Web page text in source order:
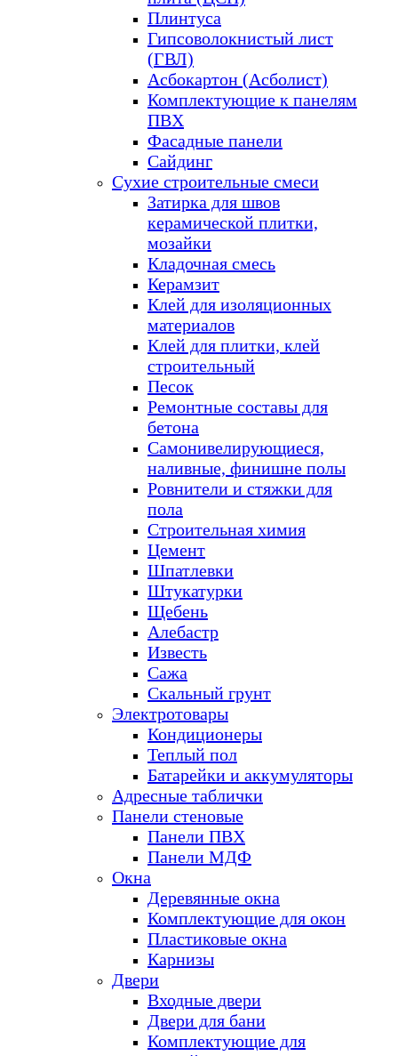
Плинтуса
Гипсоволокнистый лист
(ГВЛ)
Асбокартон (Асболист)
Комплектующие к панелям
ПВХ
Фасадные панели
Сайдинг
Сухие строительные смеси
Затирка для швов
керамической плитки,
мозайки
Кладочная смесь
Керамзит
Клей для изоляционных
материалов
Клей для плитки, клей
строительный
Песок
Ремонтные составы для
бетона
Самонивелирующиеся,
наливные, финишне полы
Ровнители и стяжки для
пола
Строительная химия
Цемент
Шпатлевки
Штукатурки
Щебень
Алебастр
Известь
Сажа
Скальный грунт
Электротовары
Кондиционеры
Теплый пол
Батарейки и аккумуляторы
Адресные таблички
Панели стеновые
Панели ПВХ
Панели МДФ
Окна
Деревянные окна
Комплектующие для окон
Пластиковые окна
Карнизы
Двери
Входные двери
Двери для бани
Комплектующие для